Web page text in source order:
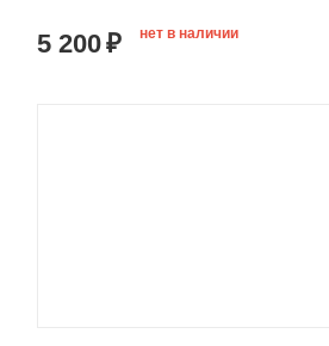
5 200₽ нет в наличии